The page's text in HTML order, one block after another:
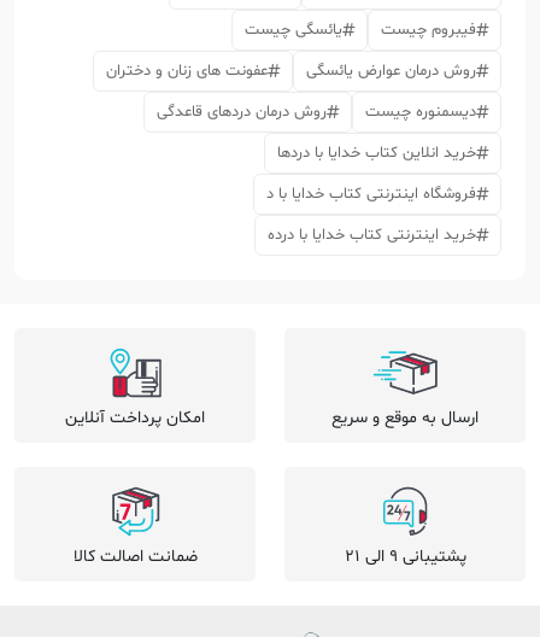
فیبروم چیست
یائسگی چیست
روش درمان عوارض یائسگی
عفونت های زنان و دختران
دیسمنوره چیست
روش درمان دردهای قاعدگی
خرید انلاین کتاب خدایا با دردها
فروشگاه اینترنتی کتاب خدایا با د
خرید اینترنتی کتاب خدایا با درده
ارسال به موقع و سریع امکان پرداخت آنلاین
پشتیبانی 9 الی 21 ضمانت اصالت کالا